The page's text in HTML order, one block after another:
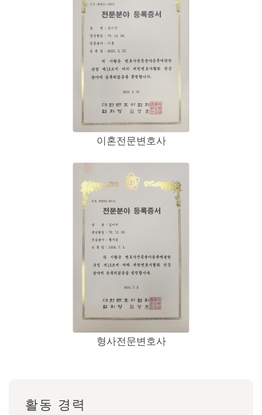
이혼전문변호사
형사전문변호사
활동 경력